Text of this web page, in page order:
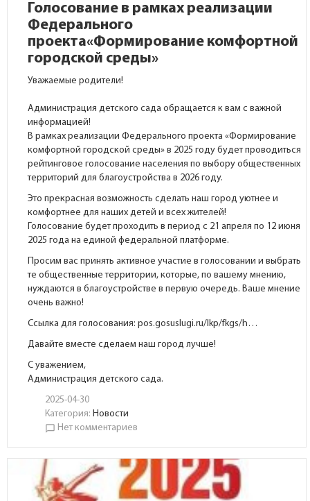
Голосование в рамках реализации
Федерального
проекта«Формирование комфортной
городской среды»
Уважаемые родители!
Администрация детского сада обращается к вам с важной
информацией!
В рамках реализации Федерального проекта «Формирование
комфортной городской среды» в 2025 году будет проводиться
рейтинговое голосование населения по выбору общественных
территорий для благоустройства в 2026 году.
Это прекрасная возможность сделать наш город уютнее и
комфортнее для наших детей и всех жителей!
Голосование будет проходить в период с 21 апреля по 12 июня
2025 года на единой федеральной платформе.
Просим вас принять активное участие в голосовании и выбрать
те общественные территории, которые, по вашему мнению,
нуждаются в благоустройстве в первую очередь. Ваше мнение
очень важно!
Ссылка для голосования:pos.gosuslugi.ru/lkp/fkgs/h…
Давайте вместе сделаем наш город лучше!
С уважением,
Администрация детского сада.
2025-04-30
Категория:Новости
chat_bubble_outline Нет комментариев